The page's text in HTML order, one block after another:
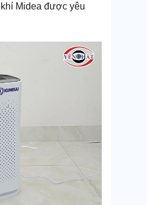
Midea được yêu